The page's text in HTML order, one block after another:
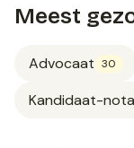
Meest
Advocaat 30
Kandidaat-